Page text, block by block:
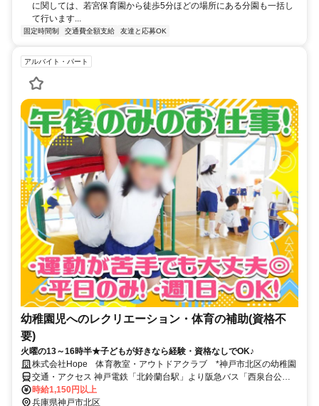
に関しては、若宮保育園から徒歩5分ほどの場所にある分園も一括し
て行います...
固定時間制 交通費全額支給 友達と応募OK
アルバイト・パート
幼稚園児へのレクリエーション・体育の補助(資格不
要)
火曜の13～16時半★子どもが好きなら経験・資格なしでOK♪
株式会社Hope 体育教室・アウトドアクラブ *神戸市北区の幼稚園
交通・アクセス 神戸電鉄「北鈴蘭台駅」より阪急バス「西泉台公園
前」下車徒歩3分 ＊車通勤応相談 ＊幼稚園に直行直帰でＯＫ
時給1,150円以上
兵庫県神戸市北区